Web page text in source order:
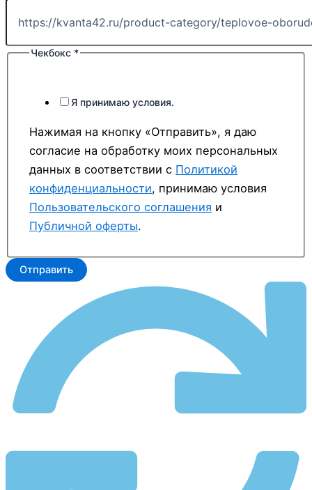
Чекбокс *
Я принимаю условия.
Нажимая на кнопку «Отправить», я даю
согласие на обработку моих персональных
данных в соответствии с Политикой
конфиденциальности, принимаю условия
Пользовательского соглашения и
Публичной оферты.
Отправить